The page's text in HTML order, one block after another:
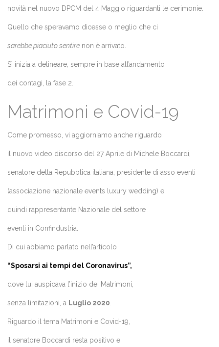
novità nel nuovo DPCM del 4 Maggio riguardanti le cerimonie.
Quello che speravamo dicesse o meglio che ci
sarebbe piaciuto sentire non è arrivato.
Sì inizia a delineare, sempre in base all’andamento
dei contagi, la fase 2.
Matrimoni e Covid-19
Come promesso, vi aggiorniamo anche riguardo
il nuovo video discorso del 27 Aprile di Michele Boccardi,
senatore della Repubblica italiana, presidente di asso eventi
(associazione nazionale events luxury wedding) e
quindi rappresentante Nazionale del settore
eventi in Confindustria.
Di cui abbiamo parlato nell’articolo
“Sposarsi ai tempi del Coronavirus”,
dove lui auspicava l’inizio dei Matrimoni,
senza limitazioni, a Luglio 2020
Riguardo il tema Matrimoni e Covid-19,
il senatore Boccardi resta positivo e